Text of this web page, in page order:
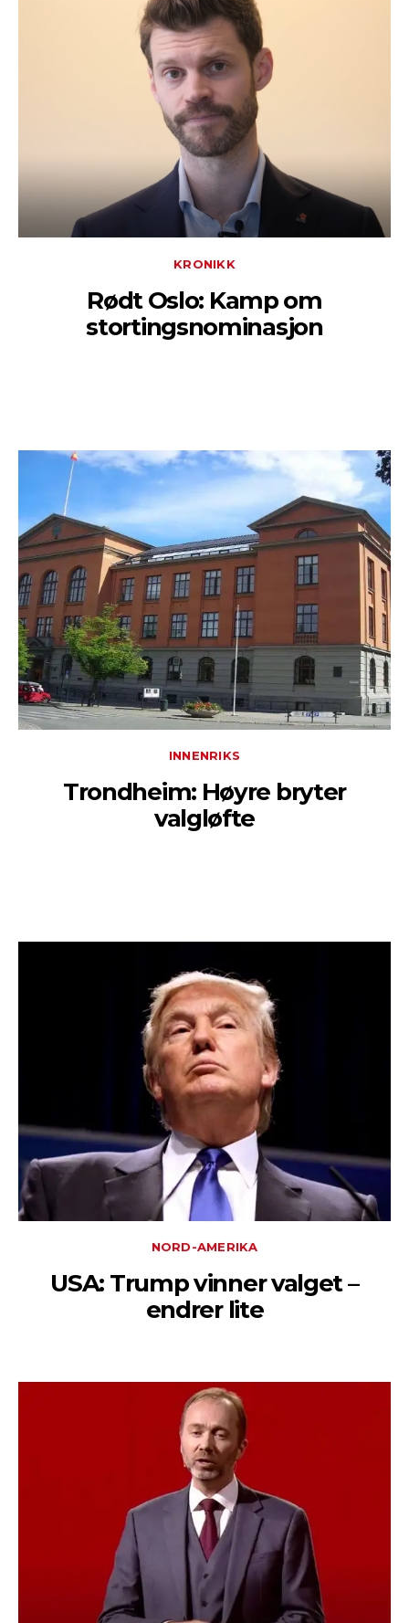
KRONIKK
Rødt Oslo: Kamp om
stortingsnominasjon
INNENRIKS
Trondheim: Høyre bryter
valgløfte
NORD-AMERIKA
USA: Trump vinner valget –
endrer lite